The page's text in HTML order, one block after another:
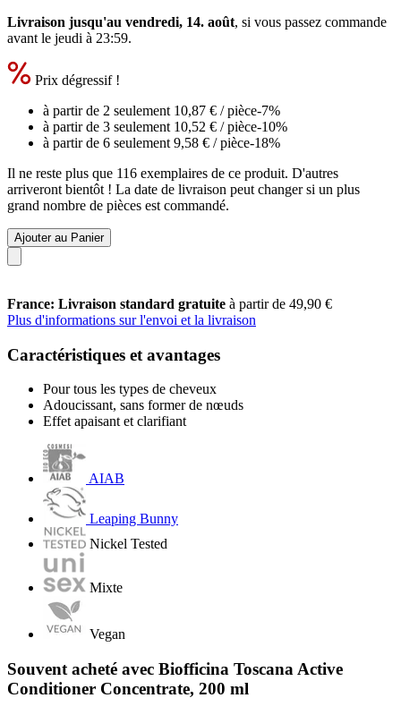
Livraison jusqu'au vendredi, 14. août, si vous passez commande
avant le jeudi à 23:59.
Prix dégressif !
à partir de 2 seulement 10,87 € / pièce-7%
à partir de 3 seulement 10,52 € / pièce-10%
à partir de 6 seulement 9,58 € / pièce-18%
Il ne reste plus que 116 exemplaires de ce produit. D'autres
arriveront bientôt ! La date de livraison peut changer si un plus
grand nombre de pièces est commandé.
Ajouter au Panier
France: Livraison standard gratuite à partir de 49,90 €
Plus d'informations sur l'envoi et la livraison
Caractéristiques et avantages
Pour tous les types de cheveux
Adoucissant, sans former de nœuds
Effet apaisant et clarifiant
AIAB
Leaping Bunny
Nickel Tested
Mixte
Vegan
Souvent acheté avec Biofficina Toscana Active
Conditioner Concentrate, 200 ml